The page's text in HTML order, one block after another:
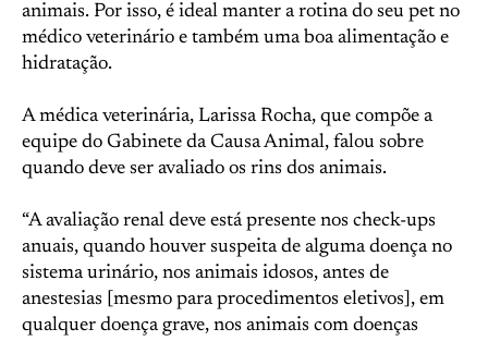
animais. Por isso, é ideal manter a rotina do seu pet no
médico veterinário e também uma boa alimentação e
hidratação.
A médica veterinária, Larissa Rocha, que compõe a
equipe do Gabinete da Causa Animal, falou sobre
quando deve ser avaliado os rins dos animais.
“A avaliação renal deve está presente nos check-ups
anuais, quando houver suspeita de alguma doença no
sistema urinário, nos animais idosos, antes de
anestesias [mesmo para procedimentos eletivos], em
qualquer doença grave, nos animais com doenças